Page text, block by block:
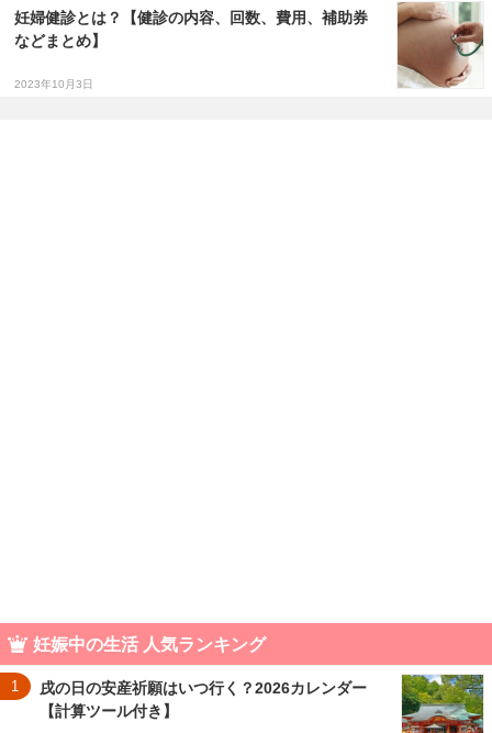
妊婦健診とは？【健診の内容、回数、費用、補助券
などまとめ】
2023年10月3日
妊娠中の生活 人気ランキング
1
戌の日の安産祈願はいつ行く？2026カレンダー
【計算ツール付き】